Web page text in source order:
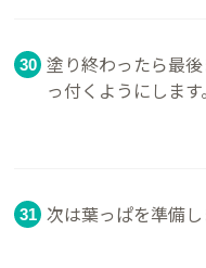
塗り終わったら最
っ付くようにします。
次は葉っぱを準備し